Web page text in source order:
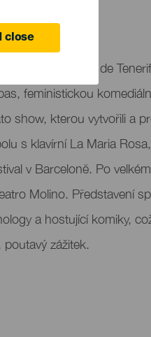
close
v Santa Cruz de
feministickou
show, kterou vytvořili a
s klavírní La Maria
v Barceloně. Po
Molino. Představení
a hostující komiky,
zážitek.